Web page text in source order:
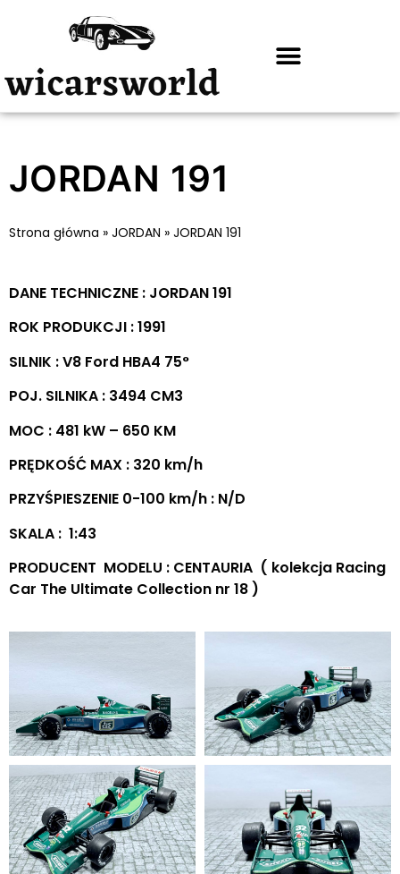
JORDAN 191
Strona główna » JORDAN » JORDAN 191
DANE TECHNICZNE : JORDAN 191
ROK PRODUKCJI : 1991
SILNIK : V8 Ford HBA4 75°
POJ. SILNIKA : 3494 CM3
MOC : 481 kW – 650 KM
PRĘDKOŚĆ MAX : 320 km/h
PRZYŚPIESZENIE 0-100 km/h : N/D
SKALA : 1:43
PRODUCENT MODELU : CENTAURIA ( kolekcja Racing
Car The Ultimate Collection nr 18 )